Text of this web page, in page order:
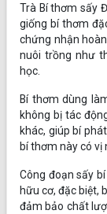
Trà Bí thơm sấy
giống bí thơm
chứng nhận
nuôi trồng như
học.
Bí thơm dùng
không bị tác
khác, giúp bí
bí thơm này có vị
Công đoạn sấy
hữu cơ, đặc biệt,
đảm bảo chất